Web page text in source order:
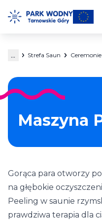
do
Park Wodny
Siłownia
Cennik
... Strefa Saun
Maszyna
Gorąca para otworzy
na głębokie
Peeling w saunie
prawdziwa terapia dla